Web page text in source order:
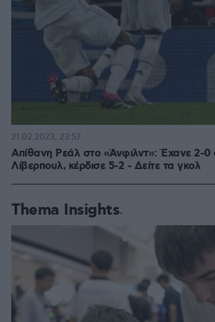
Απίθανη Ρεάλ στο «Άνφιλντ»: Έχανε 2-0
Λίβερπουλ, κέρδισε 5-2 - Δείτε τα γκολ
21.02.2023, 23:57
Thema Insights